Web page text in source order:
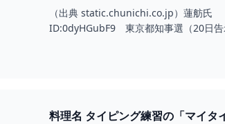
（出典 static.chunichi.co.jp）蓮舫氏
ID:0dyHGubF9 東京都知事選（20日告
料理名 タイピング練習の「マイ